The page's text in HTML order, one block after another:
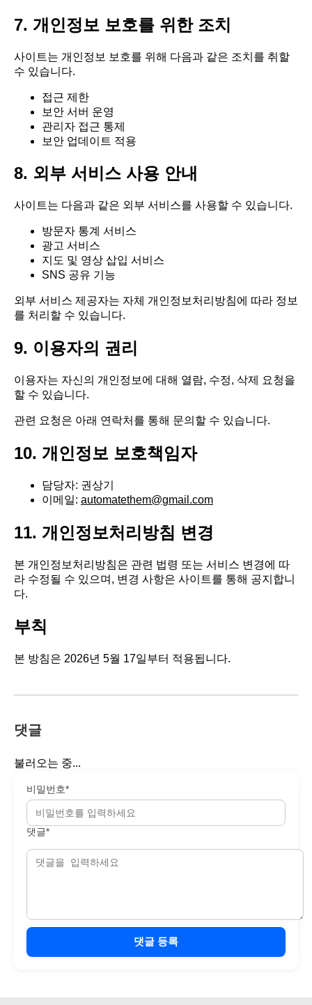
7. 개인정보 보호를 위한 조치
사이트는 개인정보 보호를 위해 다음과 같은 조치를 취할
수 있습니다.
접근 제한
보안 서버 운영
관리자 접근 통제
보안 업데이트 적용
8. 외부 서비스 사용 안내
사이트는 다음과 같은 외부 서비스를 사용할 수 있습니다.
방문자 통계 서비스
광고 서비스
지도 및 영상 삽입 서비스
SNS 공유 기능
외부 서비스 제공자는 자체 개인정보처리방침에 따라 정보
를 처리할 수 있습니다.
9. 이용자의 권리
이용자는 자신의 개인정보에 대해 열람, 수정, 삭제 요청을
할 수 있습니다.
관련 요청은 아래 연락처를 통해 문의할 수 있습니다.
10. 개인정보 보호책임자
담당자: 권상기
이메일: automatethem@gmail.com
11. 개인정보처리방침 변경
본 개인정보처리방침은 관련 법령 또는 서비스 변경에 따
라 수정될 수 있으며, 변경 사항은 사이트를 통해 공지합니
다.
부칙
본 방침은 2026년 5월 17일부터 적용됩니다.
댓글
불러오는 중...
비밀번호*
댓글*
댓글 등록